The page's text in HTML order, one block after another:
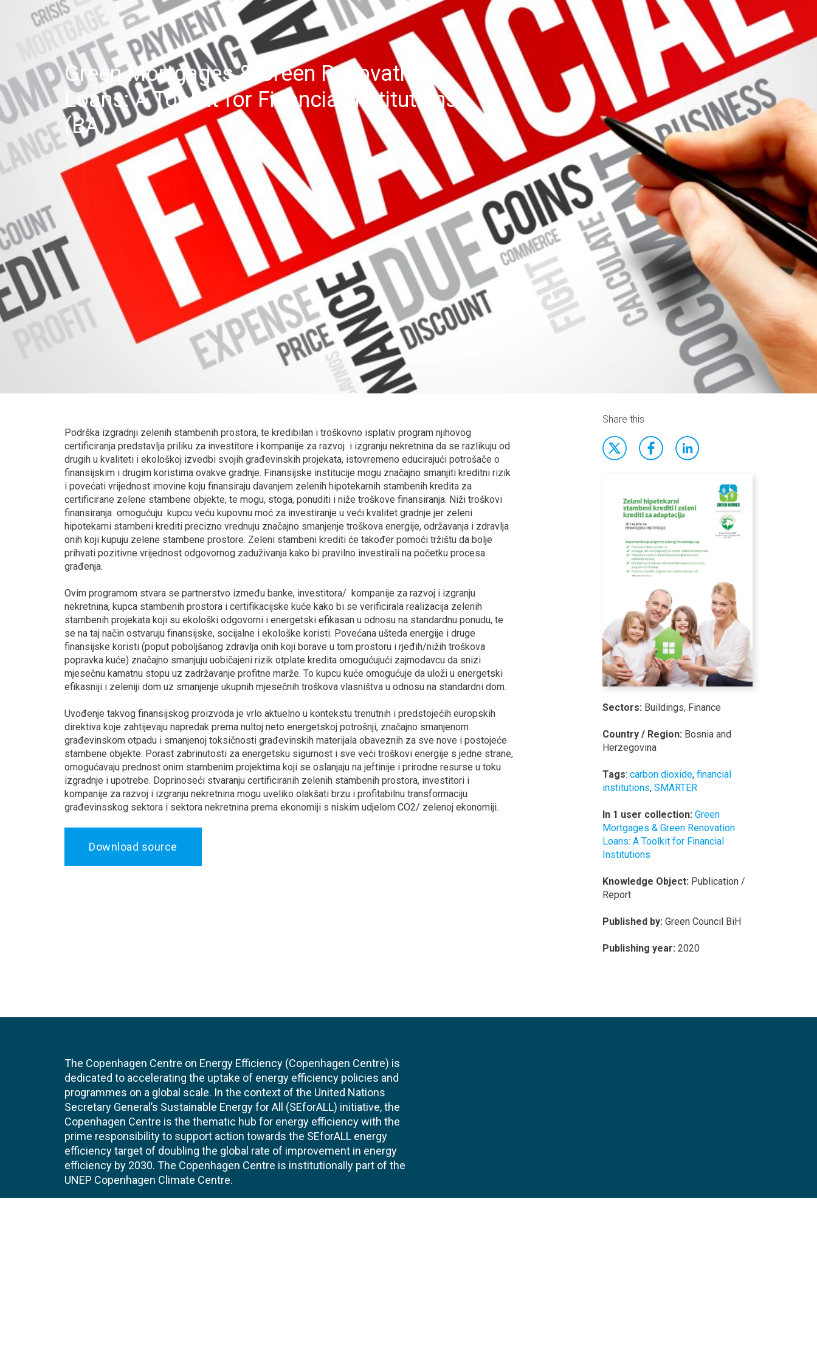
Green Mortgages & Green Renovation
Loans: A Toolkit for Financial Institutions
(BA)
Podrška izgradnji zelenih stambenih prostora, te kredibilan i troškovno isplativ program njihovog
certificiranja predstavlja priliku za investitore i kompanije za razvoj i izgranju nekretnina da se razlikuju od
drugih u kvaliteti i ekološkoj izvedbi svojih građevinskih projekata, istovremeno educirajući potrošače o
finansijskim i drugim koristima ovakve gradnje. Finansijske institucije mogu značajno smanjiti kreditni rizik
i povećati vrijednost imovine koju finansiraju davanjem zelenih hipotekarnih stambenih kredita za
certificirane zelene stambene objekte, te mogu, stoga, ponuditi i niže troškove finansiranja. Niži troškovi
finansiranja omogućuju kupcu veću kupovnu moć za investiranje u veći kvalitet gradnje jer zeleni
hipotekarni stambeni krediti precizno vrednuju značajno smanjenje troškova energije, održavanja i zdravlja
onih koji kupuju zelene stambene prostore. Zeleni stambeni krediti će također pomoći tržištu da bolje
prihvati pozitivne vrijednost odgovornog zaduživanja kako bi pravilno investirali na početku procesa
građenja.
Ovim programom stvara se partnerstvo između banke, investitora/ kompanije za razvoj i izgranju
nekretnina, kupca stambenih prostora i certifikacijske kuće kako bi se verificirala realizacija zelenih
stambenih projekata koji su ekološki odgovorni i energetski efikasan u odnosu na standardnu ponudu, te
se na taj način ostvaruju finansijske, socijalne i ekološke koristi. Povećana ušteda energije i druge
finansijske koristi (poput poboljšanog zdravlja onih koji borave u tom prostoru i rjeđih/nižih troškova
popravka kuće) značajno smanjuju uobičajeni rizik otplate kredita omogućujući zajmodavcu da snizi
mjesečnu kamatnu stopu uz zadržavanje profitne marže. To kupcu kuće omogućuje da uloži u energetski
efikasniji i zeleniji dom uz smanjenje ukupnih mjesečnih troškova vlasništva u odnosu na standardni dom.
Uvođenje takvog finansijskog proizvoda je vrlo aktuelno u kontekstu trenutnih i predstojećih europskih
direktiva koje zahtijevaju napredak prema nultoj neto energetskoj potrošnji, značajno smanjenom
građevinskom otpadu i smanjenoj toksičnosti građevinskih materijala obaveznih za sve nove i postojeće
stambene objekte. Porast zabrinutosti za energetsku sigurnost i sve veći troškovi energije s jedne strane,
omogućavaju prednost onim stambenim projektima koji se oslanjaju na jeftinije i prirodne resurse u toku
izgradnje i upotrebe. Doprinoseći stvaranju certificiranih zelenih stambenih prostora, investitori i
kompanije za razvoj i izgranju nekretnina mogu uveliko olakšati brzu i profitabilnu transformaciju
građevinsskog sektora i sektora nekretnina prema ekonomiji s niskim udjelom CO2/ zelenoj ekonomiji.
Download source
Share this
Sectors: Buildings, Finance
Country / Region: Bosnia and
Herzegovina
Tags: carbon dioxide, financial
institutions, SMARTER
In 1 user collection: Green
Mortgages & Green Renovation
Loans: A Toolkit for Financial
Institutions
Knowledge Object: Publication /
Report
Published by: Green Council BiH
Publishing year: 2020
The Copenhagen Centre on Energy Efficiency (Copenhagen Centre) is
dedicated to accelerating the uptake of energy efficiency policies and
programmes on a global scale. In the context of the United Nations
Secretary General’s Sustainable Energy for All (SEforALL) initiative, the
Copenhagen Centre is the thematic hub for energy efficiency with the
prime responsibility to support action towards the SEforALL energy
efficiency target of doubling the global rate of improvement in energy
efficiency by 2030. The Copenhagen Centre is institutionally part of the
UNEP Copenhagen Climate Centre.